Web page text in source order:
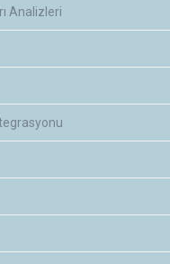
Analizleri